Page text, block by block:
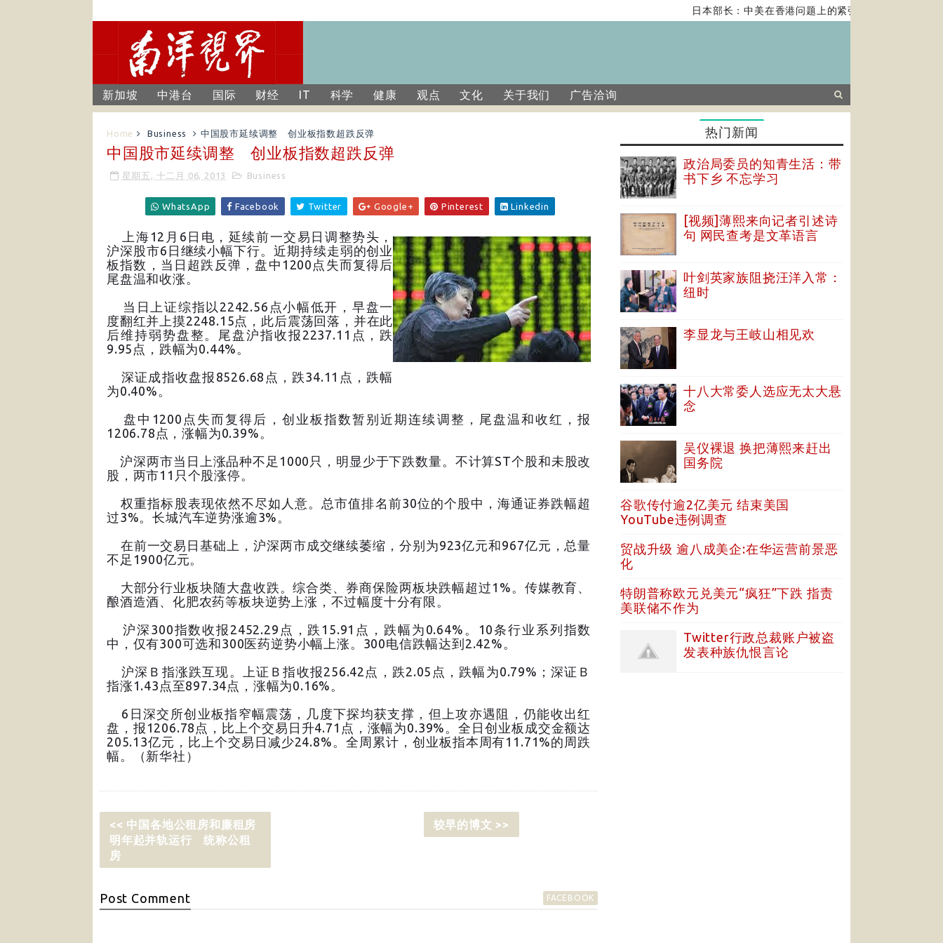
日本部长：中美在香港问题上的紧张关系对全球经济构成
新加坡 中港台 国际 财经 IT 科学 健康 观点 文化 关于我们 广告洽询
Home Business 中国股市延续调整 创业板指数超跌反弹
中国股市延续调整 创业板指数超跌反弹
星期五, 十二月 06, 2013 Business
WhatsApp Facebook Twitter Google+ Pinterest Linkedin
上海12月6日电，延续前一交易日调整势头，
沪深股市6日继续小幅下行。近期持续走弱的创业
板指数，当日超跌反弹，盘中1200点失而复得后
尾盘温和收涨。
当日上证综指以2242.56点小幅低开，早盘一
度翻红并上摸2248.15点，此后震荡回落，并在此
后维持弱势盘整。尾盘沪指收报2237.11点，跌
9.95点，跌幅为0.44%。
深证成指收盘报8526.68点，跌34.11点，跌幅
为0.40%。
盘中1200点失而复得后，创业板指数暂别近期连续调整，尾盘温和收红，报
1206.78点，涨幅为0.39%。
沪深两市当日上涨品种不足1000只，明显少于下跌数量。不计算ST个股和未股改
股，两市11只个股涨停。
权重指标股表现依然不尽如人意。总市值排名前30位的个股中，海通证券跌幅超
过3%。长城汽车逆势涨逾3%。
在前一交易日基础上，沪深两市成交继续萎缩，分别为923亿元和967亿元，总量
不足1900亿元。
大部分行业板块随大盘收跌。综合类、券商保险两板块跌幅超过1%。传媒教育、
酿酒造酒、化肥农药等板块逆势上涨，不过幅度十分有限。
沪深300指数收报2452.29点，跌15.91点，跌幅为0.64%。10条行业系列指数
中，仅有300可选和300医药逆势小幅上涨。300电信跌幅达到2.42%。
沪深Ｂ指涨跌互现。上证Ｂ指收报256.42点，跌2.05点，跌幅为0.79%；深证Ｂ
指涨1.43点至897.34点，涨幅为0.16%。
6日深交所创业板指窄幅震荡，几度下探均获支撑，但上攻亦遇阻，仍能收出红
盘，报1206.78点，比上个交易日升4.71点，涨幅为0.39%。全日创业板成交金额达
205.13亿元，比上个交易日减少24.8%。全周累计，创业板指本周有11.71%的周跌
幅。（新华社）
<< 中国各地公租房和廉租房
明年起并轨运行 统称公租
房
较早的博文 >>
Post Comment FACEBOOK
热门新闻
政治局委员的知青生活：带
书下乡 不忘学习
[视频]薄熙来向记者引述诗
句 网民查考是文革语言
叶剑英家族阻挠汪洋入常：
纽时
李显龙与王岐山相见欢
十八大常委人选应无太大悬
念
吴仪裸退 换把薄熙来赶出
国务院
谷歌传付逾2亿美元 结束美国
YouTube违例调查
贸战升级 逾八成美企:在华运营前景恶
化
特朗普称欧元兑美元“疯狂”下跌 指责
美联储不作为
Twitter行政总裁账户被盗
发表种族仇恨言论